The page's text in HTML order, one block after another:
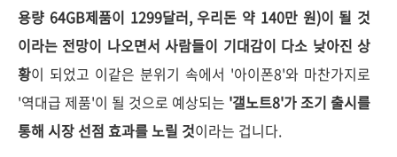
용량 64GB제품이 1299달러, 우리돈 약 140만 원)이 될 것
이라는 전망이 나오면서 사람들이 기대감이 다소 낮아진 상
황이 되었고 이같은 분위기 속에서 '아이폰8'와 마찬가지로
'역대급 제품'이 될 것으로 예상되는 '갤노트8'가 조기 출시를
통해 시장 선점 효과를 노릴 것이라는 겁니다.